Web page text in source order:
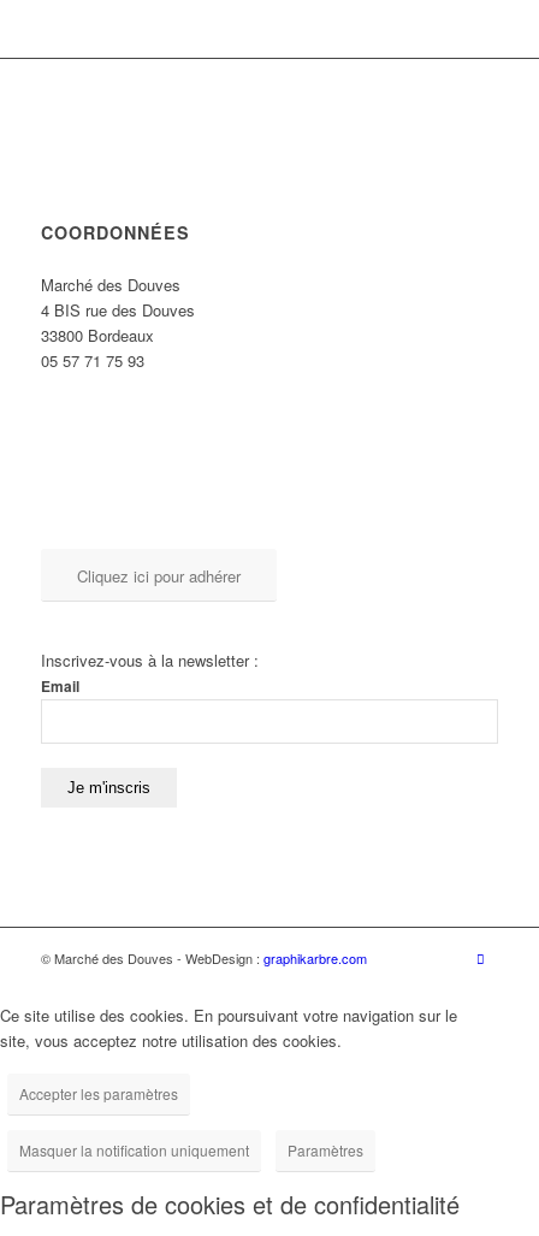
COORDONNÉES
Marché des Douves
4 BIS rue des Douves
33800 Bordeaux
05 57 71 75 93
Cliquez ici pour adhérer
Inscrivez-vous à la newsletter :
Email
© Marché des Douves - WebDesign : graphikarbre.com
Ce site utilise des cookies. En poursuivant votre navigation sur le
site, vous acceptez notre utilisation des cookies.
Accepter les paramètres
Masquer la notification uniquement Paramètres
Paramètres de cookies et de confidentialité